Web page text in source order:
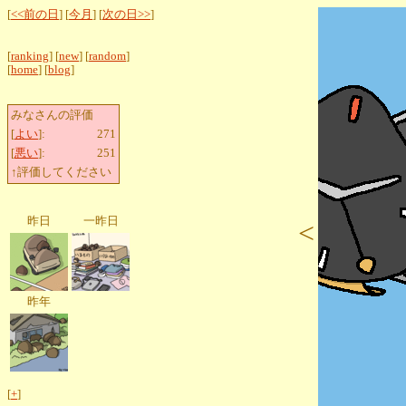
[<<前の日 ] [今月 ] [次の日>>]
[ranking] [new] [random]
[home] [blog]
みなさんの評価
[よい]:
271
[悪い]:
251
↑評価してください
昨日 一昨日
昨年
[+]
<